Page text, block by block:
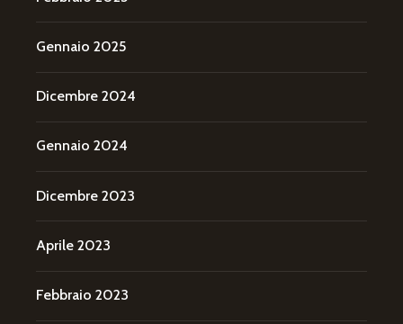
Gennaio 2025
Dicembre 2024
Gennaio 2024
Dicembre 2023
Aprile 2023
Febbraio 2023